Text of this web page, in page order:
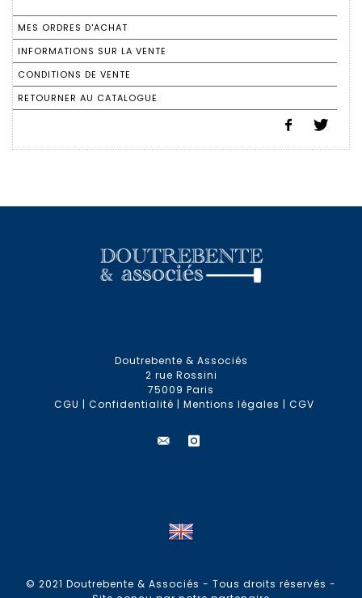
MES ORDRES D'ACHAT
INFORMATIONS SUR LA VENTE
CONDITIONS DE VENTE
RETOURNER AU CATALOGUE
Doutrebente & Associés
2 rue Rossini
75009 Paris
CGU | Confidentialité | Mentions légales | CGV
© 2021 Doutrebente & Associés - Tous droits réservés -